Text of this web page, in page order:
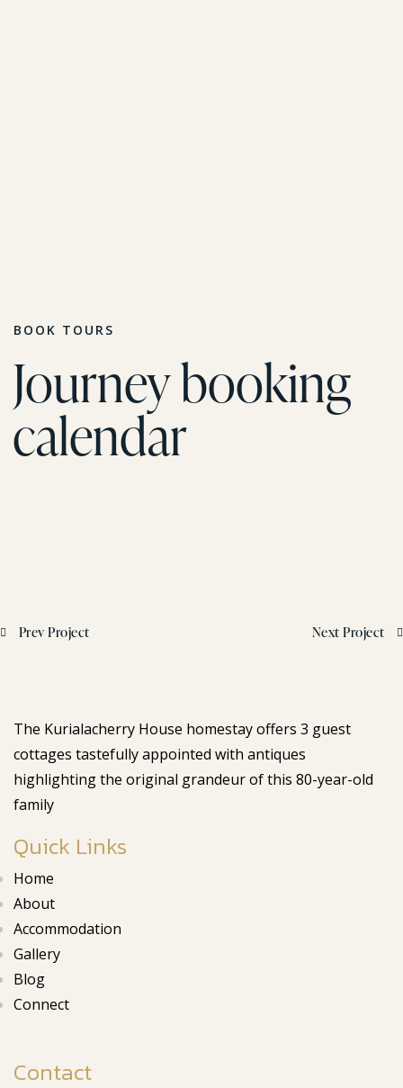
BOOK TOURS
Journey booking
calendar
Prev Project Next Project
The Kurialacherry House homestay offers 3 guest
cottages tastefully appointed with antiques
highlighting the original grandeur of this 80-year-old
family
Quick Links
Home
About
Accommodation
Gallery
Blog
Connect
Contact